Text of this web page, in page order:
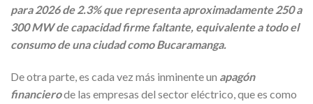
para 2026 de 2.3% que representa aproximadamente 250 a
300 MW de capacidad firme faltante, equivalente a todo el
consumo de una ciudad como Bucaramanga.
De otra parte, es cada vez más inminente un apagón
financierode las empresas del sector eléctrico, que es como